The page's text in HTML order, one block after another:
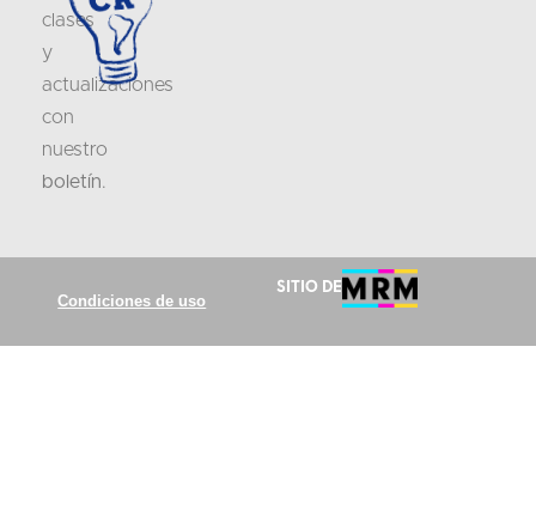
clases
y
actualizaciones
con
nuestro
boletín.
Condiciones de uso
Sitio de